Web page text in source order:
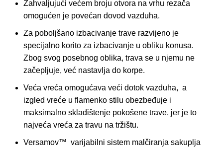
Zahvaljujući većem broju otvora na vrhu rezača
omogućen je povećan dovod vazduha.
Za poboljšano izbacivanje trave razvijeno je
specijalno korito za izbacivanje u obliku konusa.
Zbog svog posebnog oblika, trava se u njemu ne
začepljuje, već nastavlja do korpe.
Veća vreća omogućava veći dotok vazduha, a
izgled vreće u flamenko stilu obezbeđuje i
maksimalno skladištenje pokošene trave, jer je to
najveća vreća za travu na tržištu.
Versamov™ varijabilni sistem malčiranja sakuplja